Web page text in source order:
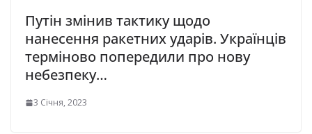
Путін змінив тактику щодо
нанесення ракетних ударів. Українців
терміново попередили про нову
небезпеку…
3 Січня, 2023